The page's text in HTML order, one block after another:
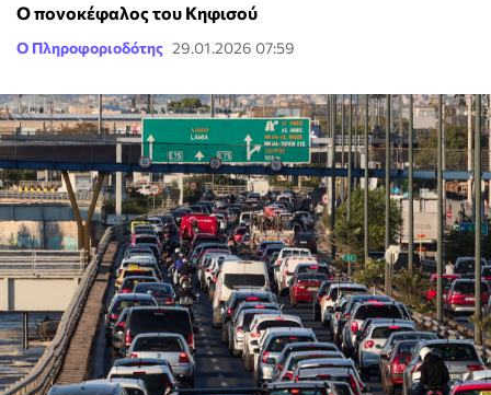
Ο πονοκέφαλος του Κηφισού
Ο Πληροφοριοδότης 29.01.2026 07:59